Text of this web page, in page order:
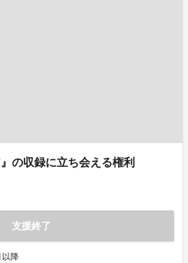
の収録に立ち会える権利
支援終了
以降